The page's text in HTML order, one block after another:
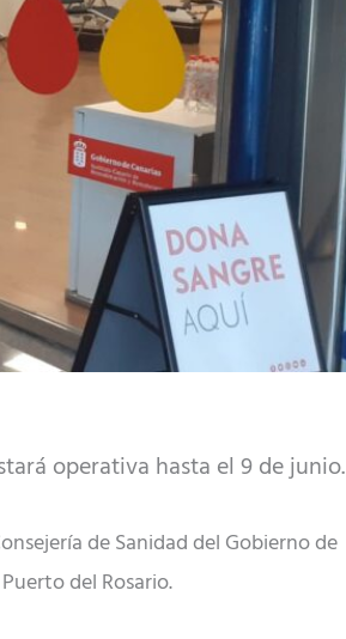
operativa hasta el 9 de junio.
de Sanidad del Gobierno de
del Rosario.